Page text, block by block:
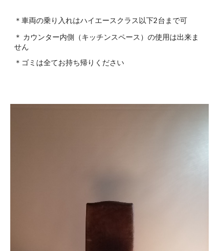
＊車両の乗り入れはハイエースクラス以下2台まで可
＊ カウンター内側（キッチンスペース）の使用は出来ま
せん
＊ゴミは全てお持ち帰りください